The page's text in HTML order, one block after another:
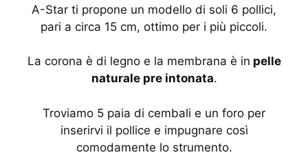
A-Star ti propone un modello di soli 6 pollici,
pari a circa 15 cm, ottimo per i più piccoli.
La corona è di legno e la membrana è in pelle
naturale pre intonata.
Troviamo 5 paia di cembali e un foro per
inserirvi il pollice e impugnare così
comodamente lo strumento.